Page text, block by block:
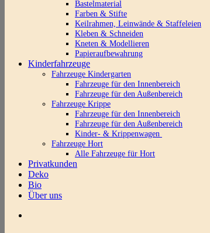
Bastelmaterial
Farben & Stifte
Keilrahmen, Leinwände & Staffeleien
Kleben & Schneiden
Kneten & Modellieren
Papieraufbewahrung
Kinderfahrzeuge
Fahrzeuge Kindergarten
Fahrzeuge für den Innenbereich
Fahrzeuge für den Außenbereich
Fahrzeuge Krippe
Fahrzeuge für den Innenbereich
Fahrzeuge für den Außenbereich
Kinder- & Krippenwagen
Fahrzeuge Hort
Alle Fahrzeuge für Hort
Privatkunden
Deko
Bio
Über uns